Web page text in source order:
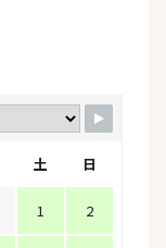
土 日
1 2